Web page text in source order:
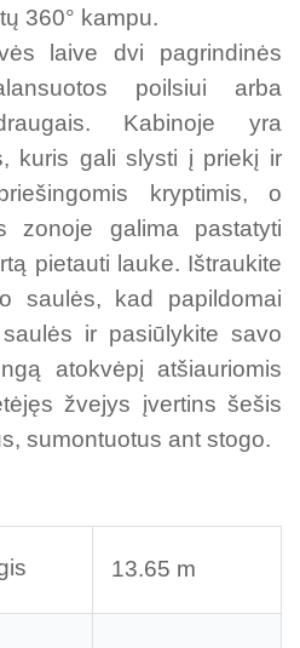
360° kampu.
laive dvi pagrindinės
poilsiui arba
Kabinoje yra
kuris gali slysti į priekį ir
kryptimis, o
zonoje galima pastatyti
pietauti lauke. Ištraukite
saulės, kad papildomai
ir pasiūlykite savo
atokvėpį atšiauriomis
žvejys įvertins šešis
sumontuotus ant stogo.
13.65 m